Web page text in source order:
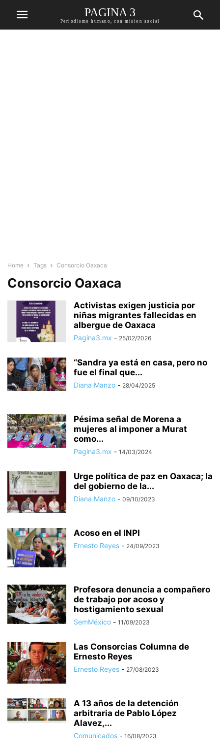
PAGINA 3
Periodismo humano, con mision social
Home Tags Consorcio Oaxaca
Consorcio Oaxaca
Activistas exigen justicia por
niñas migrantes fallecidas en
albergue de Oaxaca
Pagina3.mx - 25/02/2026
“Sandra ya está en casa, pero no
fue el final que...
Diana Manzo - 28/04/2025
Pésima señal de Morena a
mujeres al imponer a Murat
como...
Pagina3.mx - 14/03/2024
Urge política de paz en Oaxaca; la
del gobierno de la...
Diana Manzo - 09/10/2023
Acoso en el INPI
Ernesto Reyes - 24/09/2023
Profesora denuncia a compañero
de trabajo por acoso y
hostigamiento sexual
SemMéxico - 11/09/2023
Las Consorcias Columna de
Ernesto Reyes
Ernesto Reyes - 27/08/2023
A 13 años de la detención
arbitraria de Pablo López
Alavez,...
Comunicados - 16/08/2023